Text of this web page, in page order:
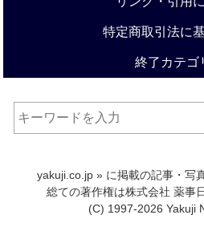
特定商取引法に
終了カテゴ
yakuji.co.jp » に掲載の記事・写
総ての著作権は株式会社 薬事
(C) 1997-2026 Yakuji